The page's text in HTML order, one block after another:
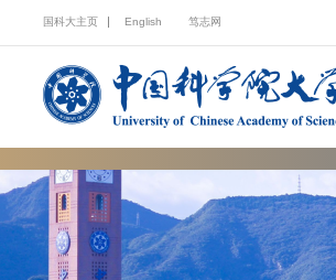
国科大主页 English 笃志网